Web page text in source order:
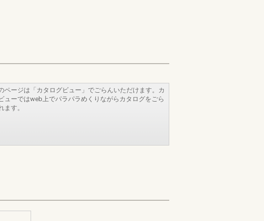
ページは「カタログビュー」でごらんいただけます。カ
ューではweb上でパラパラめくりながらカタログをごら
ます。